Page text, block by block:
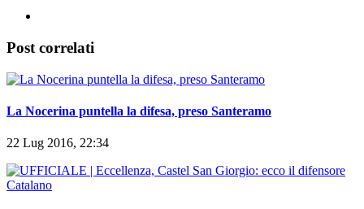
Post correlati
La Nocerina puntella la difesa, preso Santeramo
22 Lug 2016, 22:34